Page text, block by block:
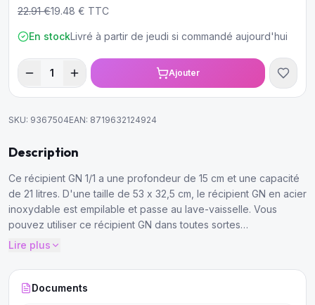
22.91€19.48 € TTC
En stockLivré à partir de jeudi si commandé aujourd'hui
1 Ajouter
SKU: 9367504EAN: 8719632124924
Description
Ce récipient GN 1/1 a une profondeur de 15 cm et une capacité
de 21 litres. D'une taille de 53 x 32,5 cm, le récipient GN en acier
inoxydable est empilable et passe au lave-vaisselle. Vous
pouvez utiliser ce récipient GN dans toutes sortes
d'équipements de restauration tels que le four ou le bain-marie.
Lire plus
Documents